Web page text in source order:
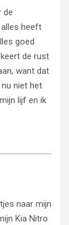
de
heeft
goed
de rust
want dat
niet het
lijf en ik
naar mijn
Kia Nitro